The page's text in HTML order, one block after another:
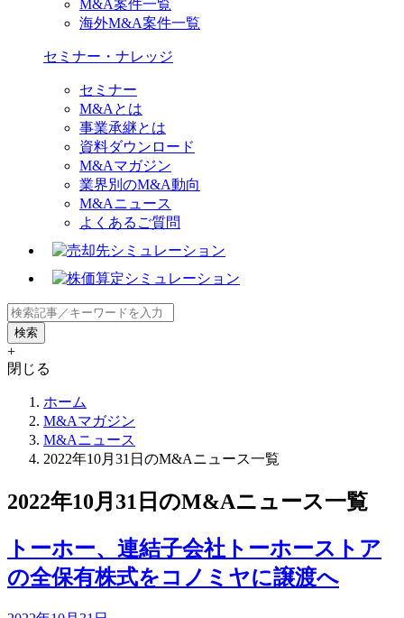
M&A案件一覧
海外M&A案件一覧
セミナー・ナレッジ
セミナー
M&Aとは
事業承継とは
資料ダウンロード
M&Aマガジン
業界別のM&A動向
M&Aニュース
よくあるご質問
+
閉じる
ホーム
M&Aマガジン
M&Aニュース
2022年10月31日のM&Aニュース一覧
2022年10月31日のM&Aニュース一覧
トーホー、連結子会社トーホーストア
の全保有株式をコノミヤに譲渡へ